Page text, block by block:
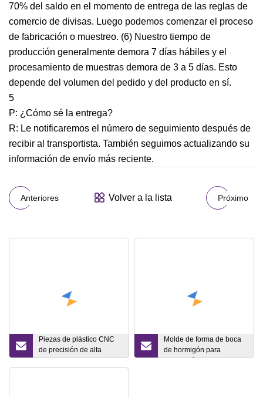
70% del saldo en el momento de entrega de las reglas de
comercio de divisas. Luego podemos comenzar el proceso
de fabricación o muestreo. (6) Nuestro tiempo de
producción generalmente demora 7 días hábiles y el
procesamiento de muestras demora de 3 a 5 días. Esto
depende del volumen del pedido y del producto en sí.
5
P: ¿Cómo sé la entrega?
R: Le notificaremos el número de seguimiento después de
recibir al transportista. También seguimos actualizando su
información de envío más reciente.
Anteriores Volver a la lista Próximo
Piezas de plástico CNC
de precisión de alta
calidad personalizadas
Molde de forma de boca
de hormigón para
fabricación de chapa